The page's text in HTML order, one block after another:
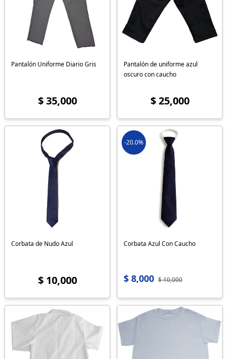
Pantalón Uniforme Diario Gris
$ 35,000
Pantalón de uniforme azul
oscuro con caucho
$ 25,000
Corbata de Nudo Azul
$ 10,000
-20.0%
Corbata Azul Con Caucho
$ 8,000 $ 10,000